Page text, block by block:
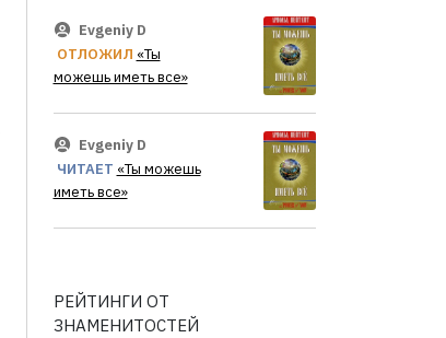
Evgeniy D
ОТЛОЖИЛ «Ты
можешь иметь все»
Evgeniy D
ЧИТАЕТ «Ты можешь
иметь все»
РЕЙТИНГИ ОТ
ЗНАМЕНИТОСТЕЙ